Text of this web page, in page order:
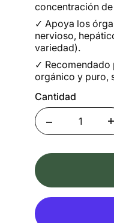
concentración
✓ Apoya los
nervioso,
variedad).
✓ Recomendado
orgánico y puro,
Cantidad
Quantity